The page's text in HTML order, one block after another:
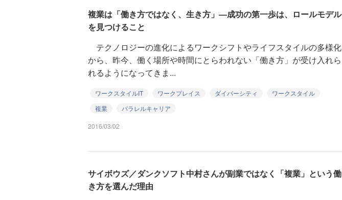
複業は「働き方ではなく、生き方」―成功の第一歩は、ロールモデル
を見つけること
テクノロジーの進化によるワークシフトやライフスタイルの多様化
から、昨今、働く場所や時間にとらわれない「働き方」が受け入れら
れるようになってきま...
ワークスタイルIT ワークプレイス ダイバーシティ
ワークスタイル
複業
パラレルキャリア
2016/03/02
サイボウズ／ダンクソフト中村さんが副業ではなく「複業」という働
き方を選んだ理由